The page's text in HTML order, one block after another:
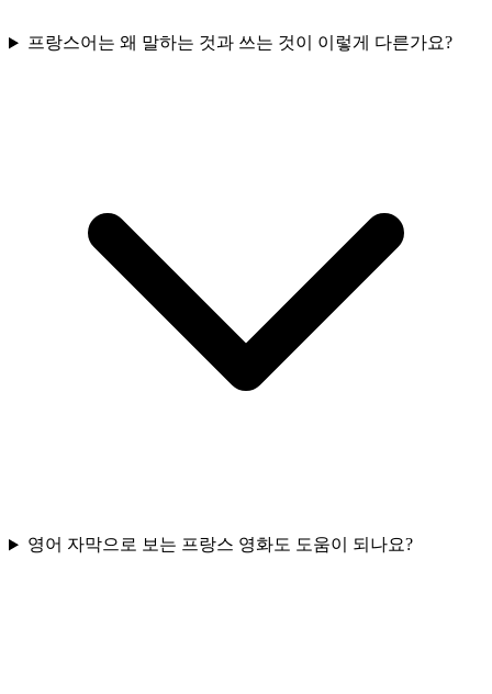
프랑스어는 왜 말하는 것과 쓰는 것이 이렇게 다른가요?
영어 자막으로 보는 프랑스 영화도 도움이 되나요?